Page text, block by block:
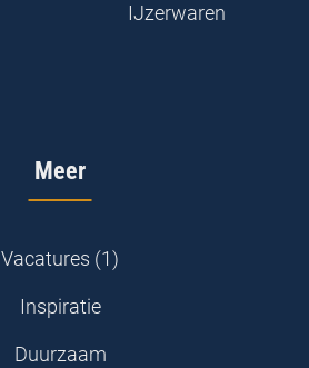
IJzerwaren
Meer
Vacatures (1)
Inspiratie
Duurzaam